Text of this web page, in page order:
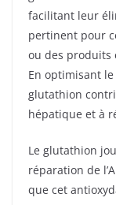
facilitant leur
pertinent pour
ou des produits
En optimisant
glutathion
hépatique et à
Le glutathion
réparation de
que cet